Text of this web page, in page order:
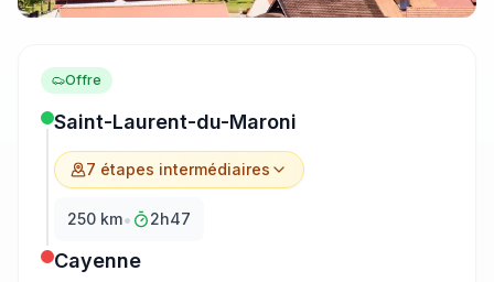
Offre
Saint-Laurent-du-Maroni
7 étapes intermédiaires
250 km• 2h47
Cayenne